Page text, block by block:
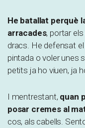
He batallat perquè
arracades, portar
dracs. He defensat el
pintada o voler unes
petits ja ho viuen, ja
I mentrestant, quan
posar cremes al
cos, als cabells.